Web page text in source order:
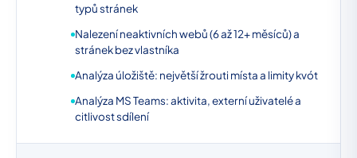
typů stránek
Nalezení neaktivních webů (6 až 12+ měsíců) a
stránek bez vlastníka
Analýza úložiště: největší žrouti místa a limity kvót
Analýza MS Teams: aktivita, externí uživatelé a
citlivost sdílení